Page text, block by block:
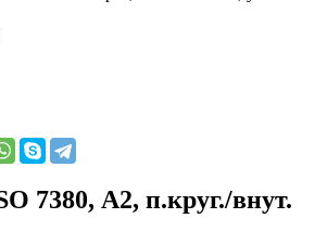
7380, А2, п.круг./внут.